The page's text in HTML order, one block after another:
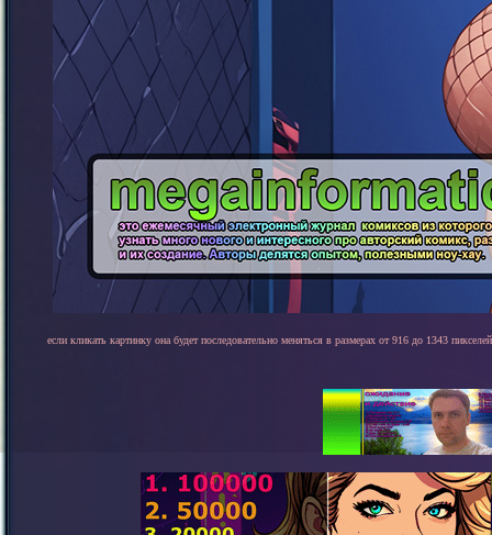
если кликать картинку она будет последовательно меняться в размерах от 916 до 1343